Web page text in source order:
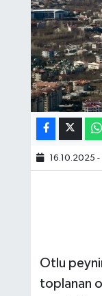
16.10.2025 -
Otlu
toplanan